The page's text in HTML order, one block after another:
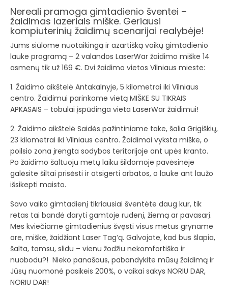
Nereali pramoga gimtadienio šventei –
žaidimas lazeriais miške. Geriausi
kompiuterinių žaidimų scenarijai realybėje!
Jums siūlome nuotaikingą ir azartišką vaikų gimtadienio
lauke programą – 2 valandos LaserWar žaidimo miške 14
asmenų tik už 169 €. Dvi žaidimo vietos Vilniaus mieste:
1. Žaidimo aikštelė Antakalnyje, 5 kilometrai iki Vilniaus
centro. Žaidimui parinkome vietą MIŠKE SU TIKRAIS
APKASAIS – tobulai įspūdinga vieta LaserWar žaidimui!
2. Žaidimo aikštelė Saidės pažintiniame take, šalia Grigiškių,
23 kilometrai iki Vilniaus centro. Žaidimai vyksta miške, o
poilsio zona įrengta sodybos teritorijoje ant upės kranto.
Po žaidimo šaltuoju metų laiku šildomoje pavėsinėje
galėsite šiltai prisėsti ir atsigerti arbatos, o lauke ant laužo
išsikepti maisto.
Savo vaiko gimtadienį tikriausiai šventėte daug kur, tik
retas tai bandė daryti gamtoje rudenį, žiemą ar pavasarį.
Mes kviečiame gimtadienius švęsti visus metus gryname
ore, miške, žaidžiant Laser Tag‘ą. Galvojate, kad bus šlapia,
šalta, tamsu, slidu – vienu žodžiu nekomfortiška ir
nuobodu?! Nieko panašaus, pabandykite mūsų žaidimą ir
Jūsų nuomonė pasikeis 200%, o vaikai sakys NORIU DAR,
NORIU DAR!